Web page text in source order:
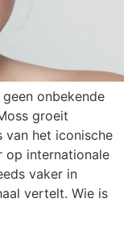
onbekende
groeit
van het iconische
op internationale
vaker in
vertelt. Wie is